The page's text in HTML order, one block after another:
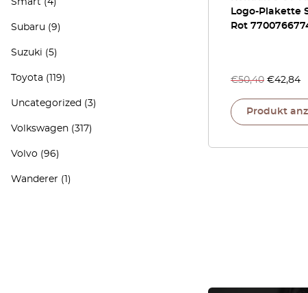
Smart (4)
Subaru (9)
Suzuki (5)
Toyota (119)
Uncategorized (3)
Volkswagen (317)
Volvo (96)
Wanderer (1)
Logo-Plakette
Rot
€50,40 €42,84
Produkt